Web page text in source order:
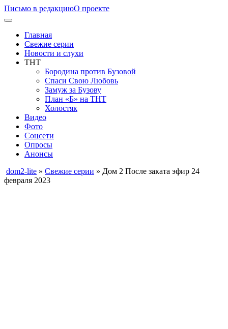
Письмо в редакциюО проекте
Главная
Свежие серии
Новости и слухи
ТНТ
Бородина против Бузовой
Спаси Свою Любовь
Замуж за Бузову
План «Б» на ТНТ
Холостяк
Видео
Фото
Соцсети
Опросы
Анонсы
dom2-lite » Свежие серии » Дом 2 После заката эфир 24
февраля 2023